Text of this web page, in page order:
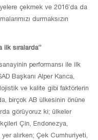
çekmek ve 2016’da da
durmaksızın
ilk sıralarda”
performansı ile ilk
Başkanı Alper Kanca,
ve kalite gibi faktörlerin
birçok AB ülkesinin önüne
görüyoruz ki; ülkeler
Çin, Endonezya,
alırken; Çek Cumhuriyeti,